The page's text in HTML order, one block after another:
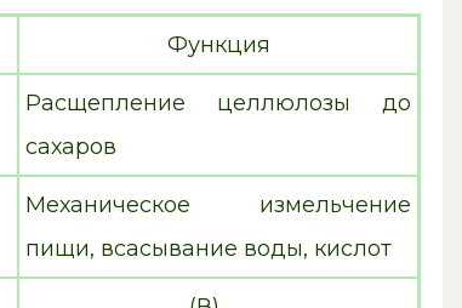
Функция
Расщепление целлюлозы до
сахаров
Механическое измельчение
пищи, всасывание воды, кислот